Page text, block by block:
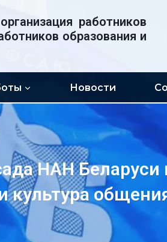
работников
образования и
Новости
НАН Беларуси
культура